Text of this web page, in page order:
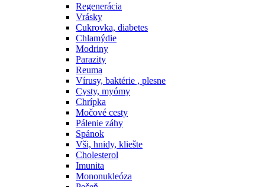
Regenerácia
Vrásky
Cukrovka, diabetes
Chlamýdie
Modriny
Parazity
Reuma
Vírusy, baktérie , plesne
Cysty, myómy
Chrípka
Močové cesty
Pálenie záhy
Spánok
Vši, hnidy, kliešte
Cholesterol
Imunita
Mononukleóza